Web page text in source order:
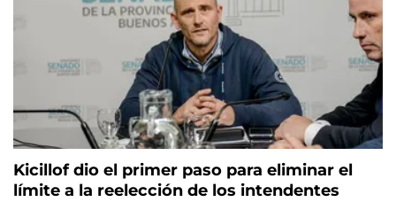
Kicillof dio el primer paso para eliminar el
límite a la reelección de los intendentes